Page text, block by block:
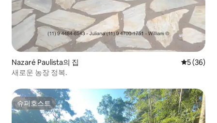
Nazaré Paulista의 집 평점 5점(5
5 (36)
새로운 농장 정복.
슈퍼호스트
슈퍼호스트